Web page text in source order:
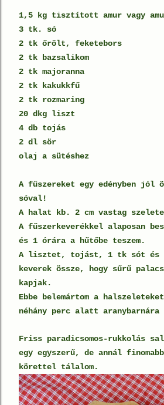
1,5 kg tisztított amur vagy
3 tk. só
2 tk őrölt, feketebors
2 tk bazsalikom
2 tk majoranna
2 tk kakukkfű
2 tk rozmaring
20 dkg liszt
4 db tojás
2 dl sör
olaj a sütéshez
A fűszereket egy edényben jól
sóval!
A halat kb. 2 cm vastag
A fűszerkeverékkel alaposan
és 1 órára a hűtőbe teszem.
A lisztet, tojást, 1 tk sót és
keverek össze, hogy sűrű
kapjak.
Ebbe belemártom a
néhány perc alatt aranybarnára
Friss paradicsomos-rukkolás
egy egyszerű, de annál
körettel tálalom.